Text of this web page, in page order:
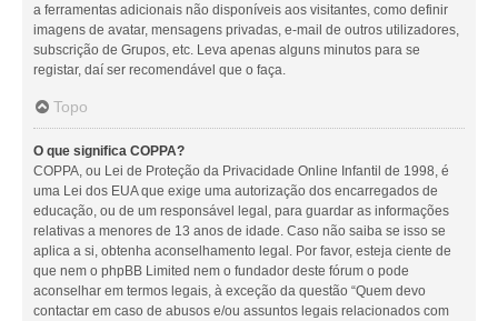
a ferramentas adicionais não disponíveis aos visitantes, como definir
imagens de avatar, mensagens privadas, e-mail de outros utilizadores,
subscrição de Grupos, etc. Leva apenas alguns minutos para se
registar, daí ser recomendável que o faça.
Topo
O que significa COPPA?
COPPA, ou Lei de Proteção da Privacidade Online Infantil de 1998, é
uma Lei dos EUA que exige uma autorização dos encarregados de
educação, ou de um responsável legal, para guardar as informações
relativas a menores de 13 anos de idade. Caso não saiba se isso se
aplica a si, obtenha aconselhamento legal. Por favor, esteja ciente de
que nem o phpBB Limited nem o fundador deste fórum o pode
aconselhar em termos legais, à exceção da questão “Quem devo
contactar em caso de abusos e/ou assuntos legais relacionados com